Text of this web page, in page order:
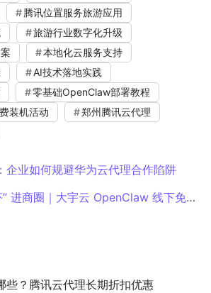
腾讯位置服务旅游应用
旅游行业数字化升级
本地化云服务支持
AI技术落地实践
零基础OpenClaw部署教程
装机活动
郑州腾讯云代理
企业如何规避华为云代理合作陷阱
｜大宇云 OpenClaw 线下免费装机活动，郑州万象城掀起 AI 热潮
些？腾讯云代理长期折扣优惠